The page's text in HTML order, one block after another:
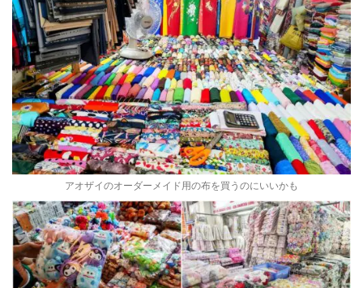
アオザイのオーダーメイド用の布を買うのにいいかも